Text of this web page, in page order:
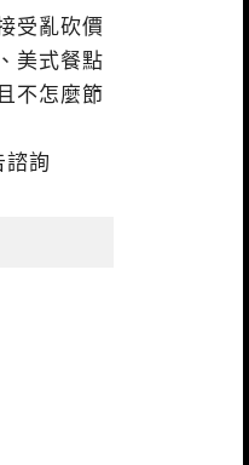
受亂砍價
美式餐點
不怎麼節
諮詢